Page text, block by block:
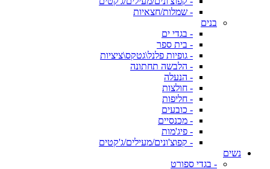
- שמלות/חצאיות
בנים
- בגדי ים
- בית ספר
- גופיות פלנל\גטקס\ציציות
- הלבשה תחתונה
- הנעלה
- חולצות
- חליפות
- כובעים
- מכנסיים
- פיג'מות
- קפוצ'ונים/מעילים/ג'קטים
נשים
- בגדי ספורט